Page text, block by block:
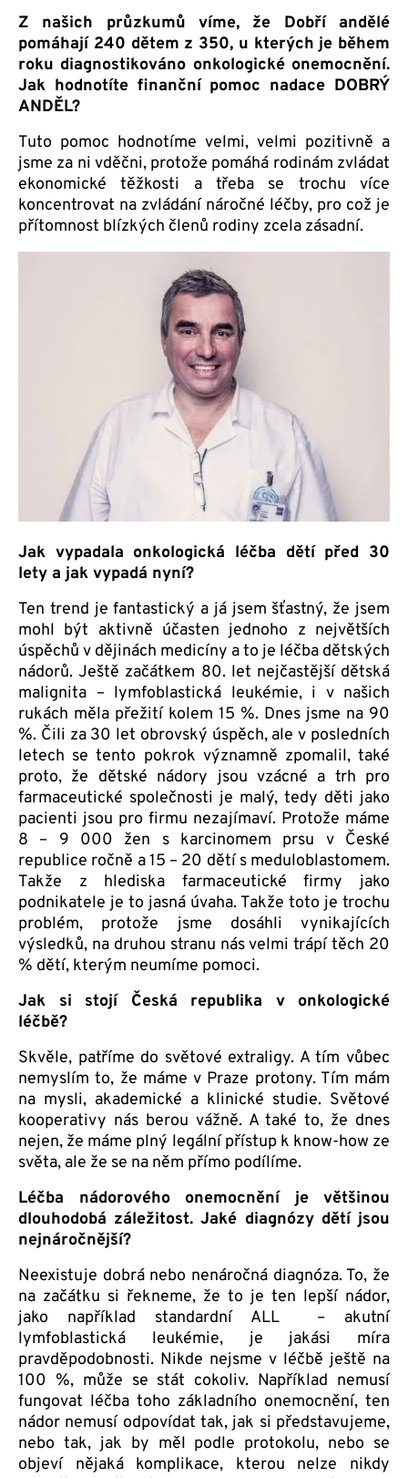
Z našich průzkumů víme, že Dobří andělé
pomáhají 240 dětem z 350, u kterých je během
roku diagnostikováno onkologické onemocnění.
Jak hodnotíte finanční pomoc nadace DOBRÝ
ANDĚL?
Tuto pomoc hodnotíme velmi, velmi pozitivně a
jsme za ni vděčni, protože pomáhá rodinám zvládat
ekonomické těžkosti a třeba se trochu více
koncentrovat na zvládání náročné léčby, pro což je
přítomnost blízkých členů rodiny zcela zásadní.
Jak vypadala onkologická léčba dětí před 30
lety a jak vypadá nyní?
Ten trend je fantastický a já jsem šťastný, že jsem
mohl být aktivně účasten jednoho z největších
úspěchů v dějinách medicíny a to je léčba dětských
nádorů. Ještě začátkem 80. let nejčastější dětská
malignita – lymfoblastická leukémie, i v našich
rukách měla přežití kolem 15 %. Dnes jsme na 90
%. Čili za 30 let obrovský úspěch, ale v posledních
letech se tento pokrok významně zpomalil, také
proto, že dětské nádory jsou vzácné a trh pro
farmaceutické společnosti je malý, tedy děti jako
pacienti jsou pro firmu nezajímaví. Protože máme
8 – 9 000 žen s karcinomem prsu v České
republice ročně a 15 – 20 dětí s meduloblastomem.
Takže z hlediska farmaceutické firmy jako
podnikatele je to jasná úvaha. Takže toto je trochu
problém, protože jsme dosáhli vynikajících
výsledků, na druhou stranu nás velmi trápí těch 20
% dětí, kterým neumíme pomoci.
Jak si stojí Česká republika v onkologické
léčbě?
Skvěle, patříme do světové extraligy. A tím vůbec
nemyslím to, že máme v Praze protony. Tím mám
na mysli, akademické a klinické studie. Světové
kooperativy nás berou vážně. A také to, že dnes
nejen, že máme plný legální přístup k know-how ze
světa, ale že se na něm přímo podílíme.
Léčba nádorového onemocnění je většinou
dlouhodobá záležitost. Jaké diagnózy dětí jsou
nejnáročnější?
Neexistuje dobrá nebo nenáročná diagnóza. To, že
na začátku si řekneme, že to je ten lepší nádor,
jako například standardní ALL – akutní
lymfoblastická leukémie, je jakási míra
pravděpodobnosti. Nikde nejsme v léčbě ještě na
100 %, může se stát cokoliv. Například nemusí
fungovat léčba toho základního onemocnění, ten
nádor nemusí odpovídat tak, jak si představujeme,
nebo tak, jak by měl podle protokolu, nebo se
objeví nějaká komplikace, kterou nelze nikdy